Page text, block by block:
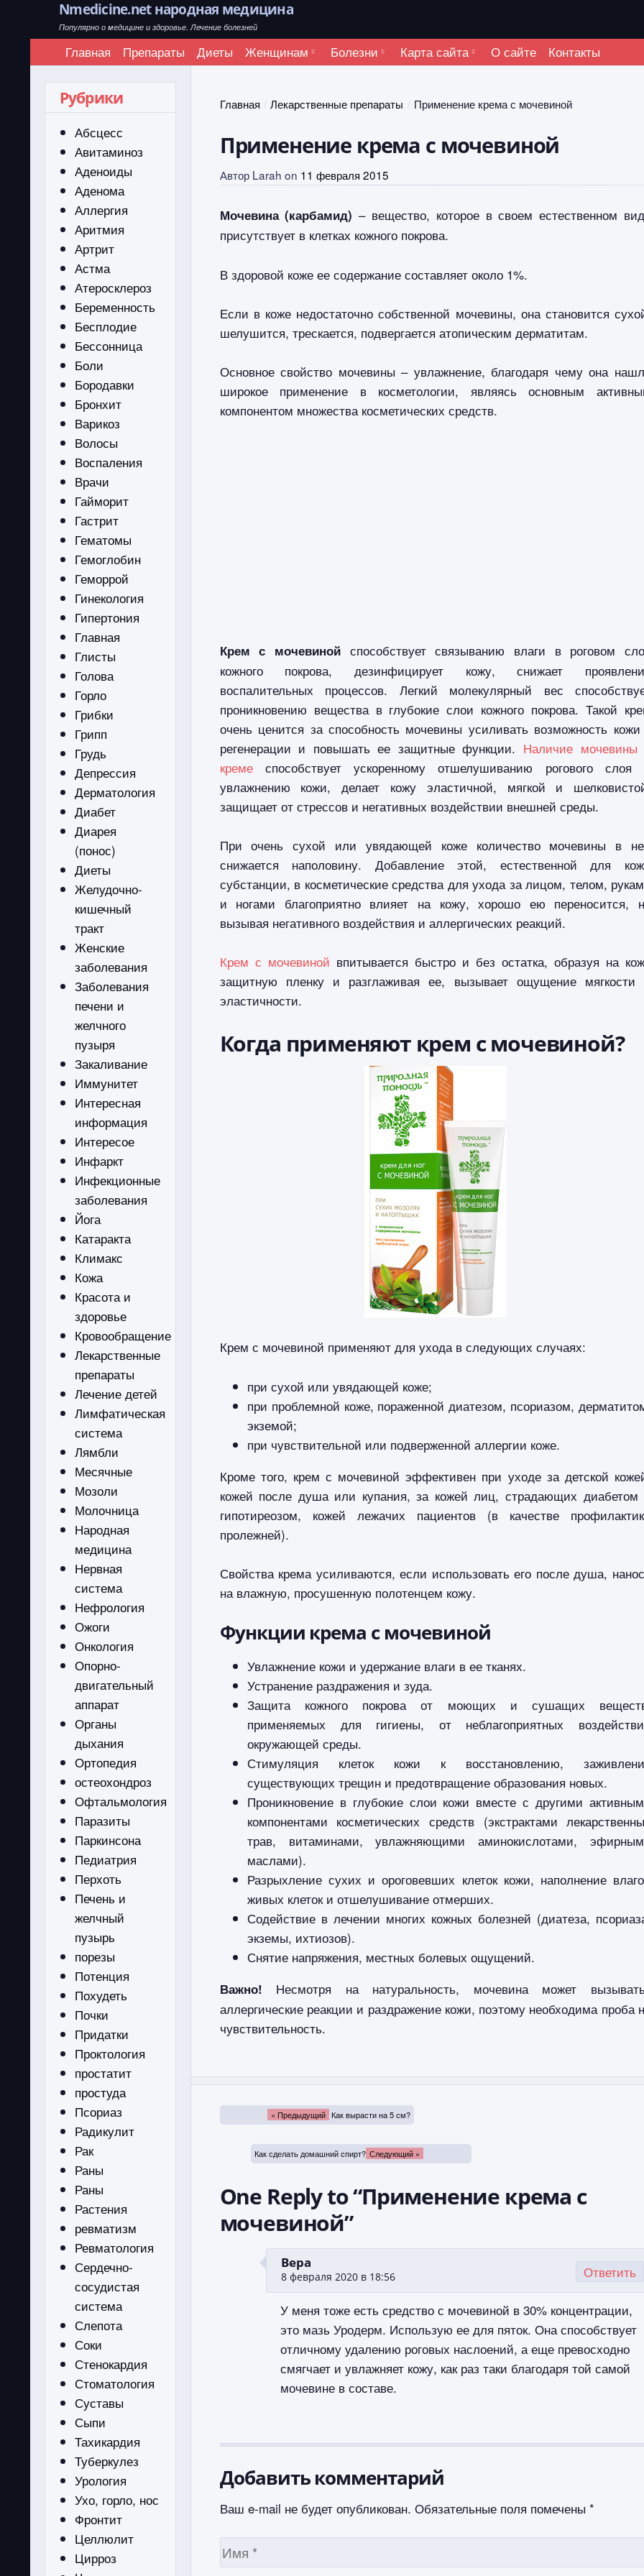
Nmedicine.net народная медицина
Популярно о медицине и здоровье. Лечение болезней
Главная Препараты Диеты Женщинам Болезни Карта сайта О сайте Контакты
Главная Лекарственные препараты Применение крема с мочевиной
Применение крема с мочевиной
Автор Larah on 11 февраля 2015
Мочевина (карбамид) – вещество, которое в своем естественном
присутствует в клетках кожного покрова.
В здоровой коже ее содержание составляет около 1%.
Если в коже недостаточно собственной мочевины, она становится
шелушится, трескается, подвергается атопическим дерматитам.
Основное свойство мочевины – увлажнение, благодаря чему она
широкое применение в косметологии, являясь основным
компонентом множества косметических средств.
Крем с мочевиной способствует связыванию влаги в роговом
кожного покрова, дезинфицирует кожу, снижает
воспалительных процессов. Легкий молекулярный вес
проникновению вещества в глубокие слои кожного покрова. Такой
очень ценится за способность мочевины усиливать возможность кожи
регенерации и повышать ее защитные функции. Наличие мочевины
кремеспособствует ускоренному отшелушиванию рогового слоя
увлажнению кожи, делает кожу эластичной, мягкой и
защищает от стрессов и негативных воздействии внешней среды.
При очень сухой или увядающей коже количество мочевины в
снижается наполовину. Добавление этой, естественной для
субстанции, в косметические средства для ухода за лицом, телом,
и ногами благоприятно влияет на кожу, хорошо ею переносится,
вызывая негативного воздействия и аллергических реакций.
Крем с мочевиной впитывается быстро и без остатка, образуя на
защитную пленку и разглаживая ее, вызывает ощущение мягкости
эластичности.
Когда применяют крем с мочевиной?
Крем с мочевиной применяют для ухода в следующих случаях:
при сухой или увядающей коже;
при проблемной коже, пораженной диатезом, псориазом,
экземой;
при чувствительной или подверженной аллергии коже.
Кроме того, крем с мочевиной эффективен при уходе за детской
кожей после душа или купания, за кожей лиц, страдающих диабетом
гипотиреозом, кожей лежачих пациентов (в качестве
пролежней).
Свойства крема усиливаются, если использовать его после душа,
на влажную, просушенную полотенцем кожу.
Функции крема с мочевиной
Увлажнение кожи и удержание влаги в ее тканях.
Устранение раздражения и зуда.
Защита кожного покрова от моющих и сушащих
применяемых для гигиены, от неблагоприятных
окружающей среды.
Стимуляция клеток кожи к восстановлению,
существующих трещин и предотвращение образования новых.
Проникновение в глубокие слои кожи вместе с другими
компонентами косметических средств (экстрактами
трав, витаминами, увлажняющими аминокислотами,
маслами).
Разрыхление сухих и ороговевших клеток кожи, наполнение
живых клеток и отшелушивание отмерших.
Содействие в лечении многих кожных болезней (диатеза,
экземы, ихтиозов).
Снятие напряжения, местных болевых ощущений.
Важно! Несмотря на натуральность, мочевина может
аллергические реакции и раздражение кожи, поэтому необходима проба
чувствительность.
« Предыдущий Как вырасти на 5 см?
Как сделать домашний спирт? Следующий »
One Reply to “Применение крема с
мочевиной”
Вера
8 февраля 2020 в 18:56
У меня тоже есть средство с мочевиной в 30% концентрации,
это мазь Уродерм. Использую ее для пяток. Она способствует
отличному удалению роговых наслоений, а еще превосходно
смягчает и увлажняет кожу, как раз таки благодаря той самой
мочевине в составе.
Ответить
Добавить комментарий
Ваш e-mail не будет опубликован. Обязательные поля помечены *
Рубрики
Абсцесс
Авитаминоз
Аденоиды
Аденома
Аллергия
Аритмия
Артрит
Астма
Атеросклероз
Беременность
Бесплодие
Бессонница
Боли
Бородавки
Бронхит
Варикоз
Волосы
Воспаления
Врачи
Гайморит
Гастрит
Гематомы
Гемоглобин
Геморрой
Гинекология
Гипертония
Главная
Глисты
Голова
Горло
Грибки
Грипп
Грудь
Депрессия
Дерматология
Диабет
Диарея
(понос)
Диеты
Желудочно-
кишечный
тракт
Женские
заболевания
Заболевания
печени и
желчного
пузыря
Закаливание
Иммунитет
Интересная
информация
Интересое
Инфаркт
Инфекционные
заболевания
Йога
Катаракта
Климакс
Кожа
Красота и
здоровье
Кровообращение
Лекарственные
препараты
Лечение детей
Лимфатическая
система
Лямбли
Месячные
Мозоли
Молочница
Народная
медицина
Нервная
система
Нефрология
Ожоги
Онкология
Опорно-
двигательный
аппарат
Органы
дыхания
Ортопедия
остеохондроз
Офтальмология
Паразиты
Паркинсона
Педиатрия
Перхоть
Печень и
желчный
пузырь
порезы
Потенция
Похудеть
Почки
Придатки
Проктология
простатит
простуда
Псориаз
Радикулит
Рак
Раны
Раны
Растения
ревматизм
Ревматология
Сердечно-
сосудистая
система
Слепота
Соки
Стенокардия
Стоматология
Суставы
Сыпи
Тахикардия
Туберкулез
Урология
Ухо, горло, нос
Фронтит
Целлюлит
Цирроз